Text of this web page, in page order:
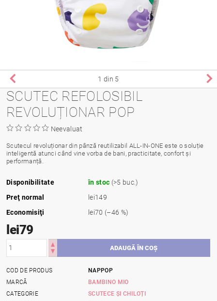
1 din 5
SCUTEC REFOLOSIBIL
REVOLUȚIONAR POP
Neevaluat
Scutecul revoluționar din pânză reutilizabil ALL-IN-ONE este o soluție
inteligentă atunci când vine vorba de bani, practicitate, confort și
performanță.
Disponibilitate în stoc (>5 buc.)
Preţ normal
lei149
Economisiţi
lei70 (–46 %)
lei79
COD DE PRODUS
NAPPOP
MARCĂ
BAMBINO MIO
CATEGORIE
SCUTECE ȘI CHILOȚI